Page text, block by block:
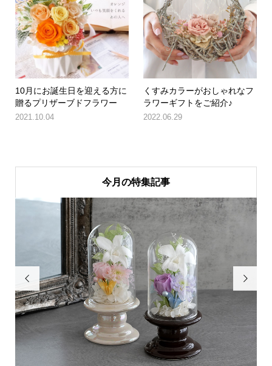
10月にお誕生日を迎える方に
贈るプリザーブドフラワー
2021.10.04
くすみカラーがおしゃれなフ
ラワーギフトをご紹介♪
2022.06.29
今月の特集記事
 